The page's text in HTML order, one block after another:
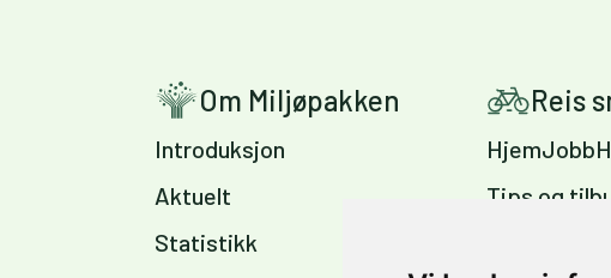
Om Miljøpakken
Introduksjon
Aktuelt
Statistikk
Reis
Tips og